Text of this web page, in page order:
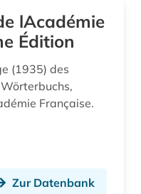
lAcadémie
Édition
(1935) des
Française.
Zur Datenbank